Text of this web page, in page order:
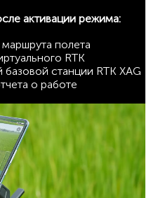
активации режима:
полета
RTK
станции RTK XAG
о работе